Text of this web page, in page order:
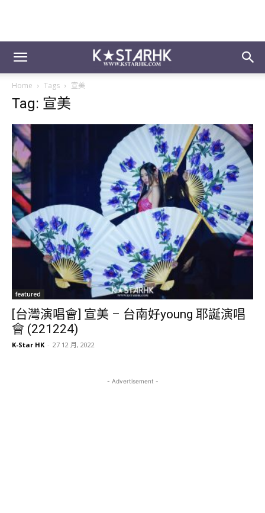
Home Tags 宣美
Tag: 宣美
featured
[台灣演唱會] 宣美 – 台南好young 耶誕演唱
會 (221224)
K-Star HK - 27 12 月, 2022
- Advertisement -